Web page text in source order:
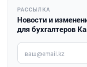
РАССЫЛКА
Новости и
для бухгалтеров
Введите ваш e-mail